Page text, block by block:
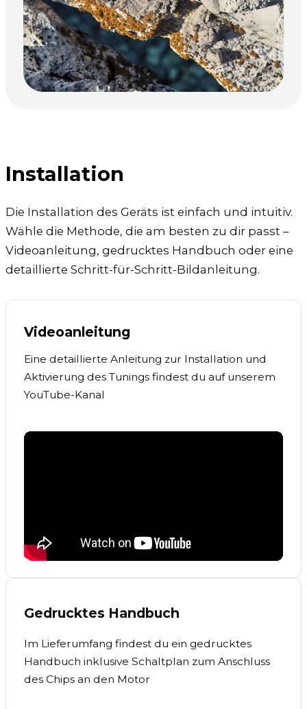
Installation
Die Installation des Geräts ist einfach und intuitiv.
Wähle die Methode, die am besten zu dir passt –
Videoanleitung, gedrucktes Handbuch oder eine
detaillierte Schritt-für-Schritt-Bildanleitung.
Videoanleitung
Eine detaillierte Anleitung zur Installation und
Aktivierung des Tunings findest du auf unserem
YouTube-Kanal
Gedrucktes Handbuch
Im Lieferumfang findest du ein gedrucktes
Handbuch inklusive Schaltplan zum Anschluss
des Chips an den Motor